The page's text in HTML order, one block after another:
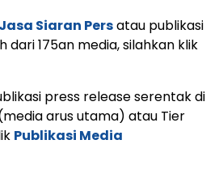
Jasa Siaran Persatau publikasi
dari 175an media, silahkan klik
press release serentak di
arus utama) atau Tier
Publikasi Media